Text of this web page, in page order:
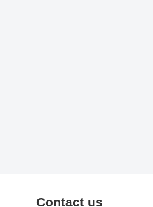
Contact us